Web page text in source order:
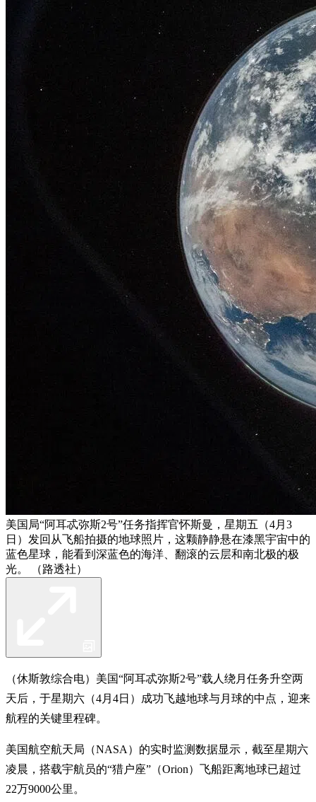
美国局“阿耳忒弥斯2号”任务指挥官怀斯曼，星期五（4月3
日）发回从飞船拍摄的地球照片，这颗静静悬在漆黑宇宙中的
蓝色星球，能看到深蓝色的海洋、翻滚的云层和南北极的极
光。 （路透社）
（休斯敦综合电）美国“阿耳忒弥斯2号”载人绕月任务升空两
天后，于星期六（4月4日）成功飞越地球与月球的中点，迎来
航程的关键里程碑。
美国航空航天局（NASA）的实时监测数据显示，截至星期六
凌晨，搭载宇航员的“猎户座”（Orion）飞船距离地球已超过
22万9000公里。